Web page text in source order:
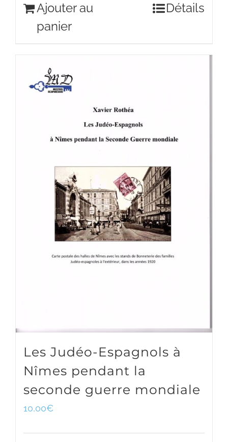
Ajouter au
panier
Détails
Les Judéo-Espagnols à
Nîmes pendant la
seconde guerre mondiale
10,00€